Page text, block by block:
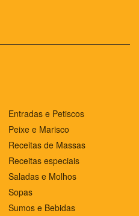
Entradas e Petiscos
Peixe e Marisco
Receitas de Massas
Receitas especiais
Saladas e Molhos
Sopas
Sumos e Bebidas